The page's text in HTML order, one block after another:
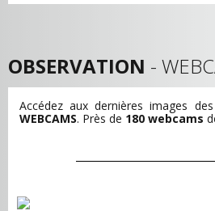
OBSERVATION -
Accédez aux dernières images des
WEBCAMS. Près de 180 webcams